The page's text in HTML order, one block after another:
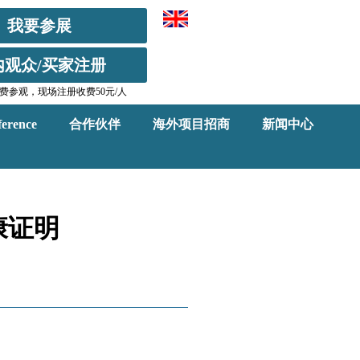
我要参展
观众/买家注册
参观，现场注册收费50元/人
合作伙伴 海外项目招商 新闻中心
明